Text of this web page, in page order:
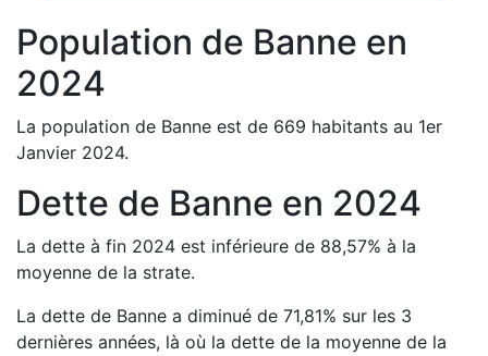
Population de Banne en
2024
La population de Banne est de 669 habitants au 1er
Janvier 2024.
Dette de Banne en 2024
La dette à fin 2024 est inférieure de 88,57% à la
moyenne de la strate.
La dette de Banne a diminué de 71,81% sur les 3
dernières années, là où la dette de la moyenne de la